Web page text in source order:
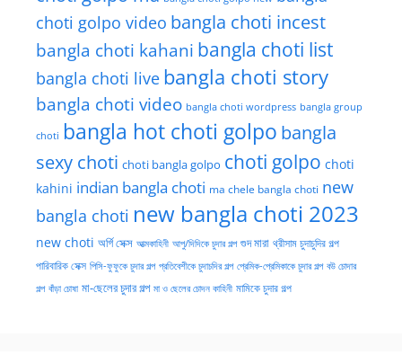
choti golpo video bangla choti incest
bangla choti kahani bangla choti list
bangla choti live bangla choti story
bangla choti video bangla choti wordpress bangla group
choti bangla hot choti golpo bangla
sexy choti choti bangla golpo choti golpo choti
kahini indian bangla choti ma chele bangla choti new
bangla choti new bangla choti 2023
new choti অর্গি সেক্স আত্মকাহিনী আপু/দিদিকে চুদার গল্প গুদ মারা থ্রীসাম চুদাচুদির গল্প
পারিবারিক সেক্স পিসি-ফুফুকে চুদার গল্প প্রতিবেশীকে চুদাচদির গল্প প্রেমিক-প্রেমিকাকে চুদার গল্প বউ চোদার
গল্প বাঁড়া চোষা মা-ছেলের চুদার গল্প মা ও ছেলের চোদন কাহিনী মামিকে চুদার গল্প